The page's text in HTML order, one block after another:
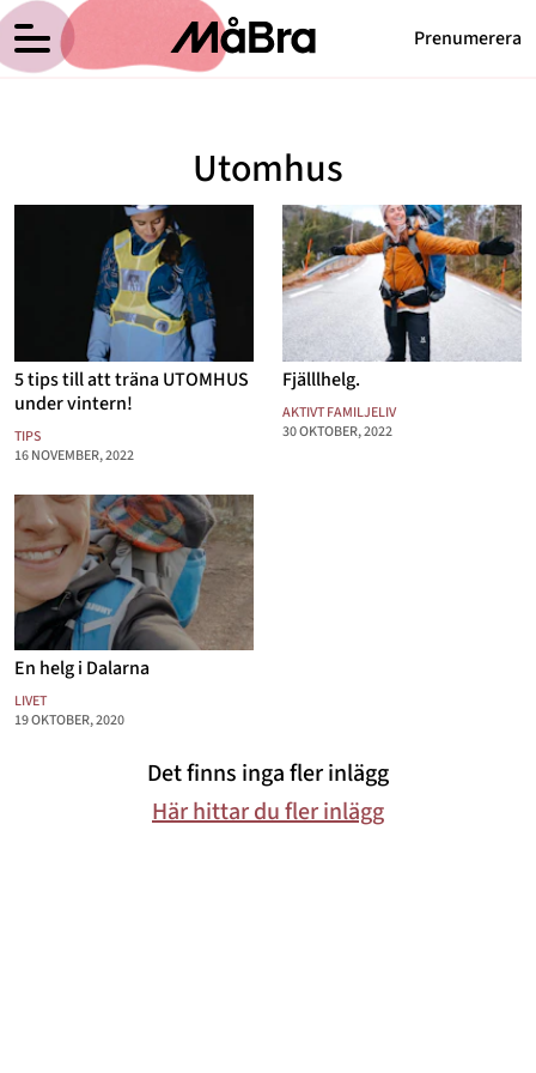
Prenumerera
Medicin
Nyttig mat
Senaste nytt
Reportage
Mode & skönhet
Resor
Feelgood
Motherhood
Anna Haags blogg Meny
Om Anna
Kategorier
Arkiv
Kontakt
Utomhus
5 tips till att träna UTOMHUS
under vintern!
TIPS
16 NOVEMBER, 2022
Fjälllhelg.
AKTIVT FAMILJELIV
30 OKTOBER, 2022
En helg i Dalarna
LIVET
19 OKTOBER, 2020
Det finns inga fler inlägg
Här hittar du fler inlägg